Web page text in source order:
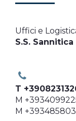
Uffici e
S.S.
T
M
M